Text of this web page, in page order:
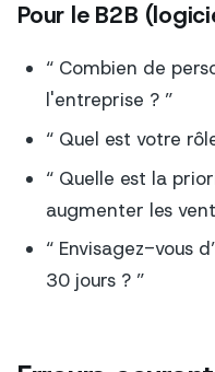
Pour le B2B
“ Combien de
l'entreprise ? ”
“ Quel est votre
“ Quelle est la
augmenter les
“ Envisagez-vous
30 jours ? ”